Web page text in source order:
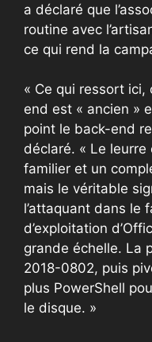
a déclaré que
routine avec
ce qui rend la
« Ce qui ressort ici,
end est « ancien »
point le back-end
déclaré. « Le
familier et un
mais le véritable
l’attaquant dans le
d’exploitation
grande échelle. La
2018-0802, puis
plus PowerShell
le disque. »